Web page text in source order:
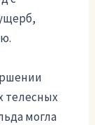
телесных
могла